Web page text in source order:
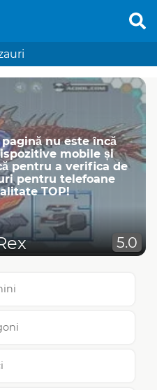
nu este încă
mobile și
pentru a verifica de
pentru telefoane
TOP!
5.0